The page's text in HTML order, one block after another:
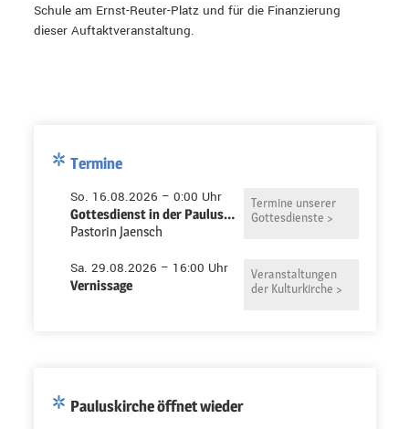
Schule am Ernst-Reuter-Platz und für die Finanzierung
dieser Auftaktveranstaltung.
Termine
So. 16.08.2026 – 0:00 Uhr
Gottesdienst in der Pauluskirche
Pastorin Jaensch
Termine unserer
Gottesdienste >
Sa. 29.08.2026 – 16:00 Uhr
Vernissage
Veranstaltungen
der Kulturkirche >
Pauluskirche öffnet wieder